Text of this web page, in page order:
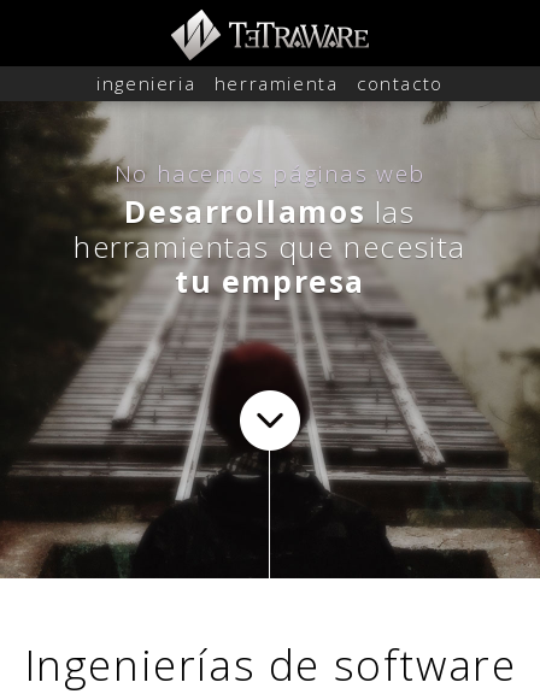
ingenieria herramienta contacto
No hacemos páginas web
Desarrollamos las
herramientas que necesita
tu empresa
Ingenierías de software